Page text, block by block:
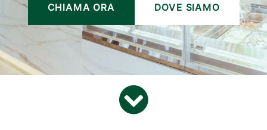
CHIAMA ORA DOVE SIAMO